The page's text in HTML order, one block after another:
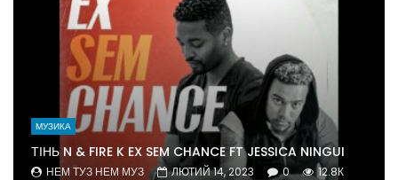
МУЗИКА
ТІНЬ N & FIRE K EX SEM CHANCE FT JESSICA NINGUI
НЕМ ТУЗ НЕМ МУЗ ЛЮТИЙ 14, 2023 0
12.8К